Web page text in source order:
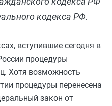
кодекса РФ.
вступившие сегодня в
процедуры
Хотя возможность
процедуры перенесена
закон от